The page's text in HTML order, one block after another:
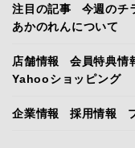
注目の記事 今週のチ
あかのれんについて
店舗情報 会員特典情
Yahooショッピング
企業情報 採用情報